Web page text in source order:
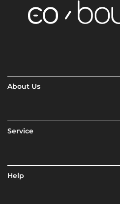
About Us
Service
Help